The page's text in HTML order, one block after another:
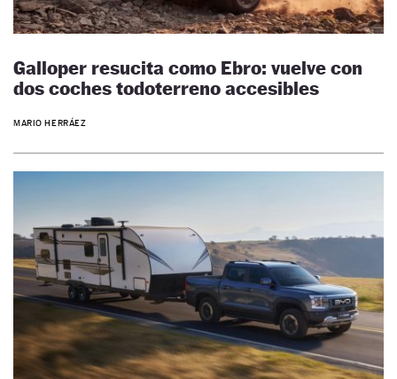
Galloper resucita como Ebro: vuelve con
dos coches todoterreno accesibles
MARIO HERRÁEZ